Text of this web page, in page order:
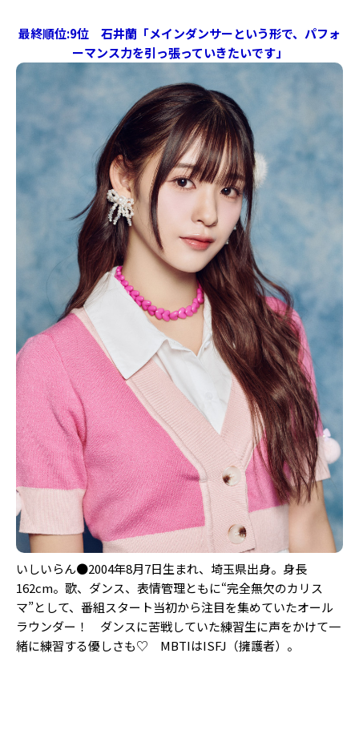
最終順位:9位 石井蘭「メインダンサーという形で、パフォ
ーマンス力を引っ張っていきたいです」
いしいらん●2004年8月7日生まれ、埼玉県出身。身長
162cm。歌、ダンス、表情管理ともに“完全無欠のカリス
マ”として、番組スタート当初から注目を集めていたオール
ラウンダー！ ダンスに苦戦していた練習生に声をかけて一
緒に練習する優しさも♡ MBTIはISFJ（擁護者）。